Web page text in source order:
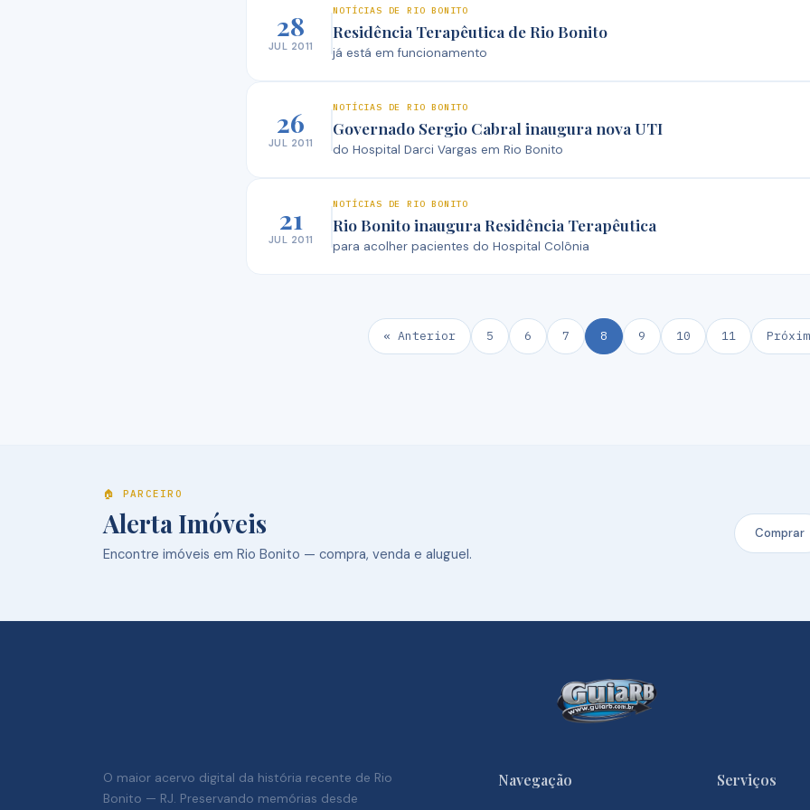
28
JUL 2011
NOTÍCIAS DE RIO BONITO
Residência Terapêutica de Rio Bonito
já está em funcionamento
26
JUL 2011
NOTÍCIAS DE RIO BONITO
Governado Sergio Cabral inaugura nova UTI
do Hospital Darci Vargas em Rio Bonito
21
JUL 2011
NOTÍCIAS DE RIO BONITO
Rio Bonito inaugura Residência Terapêutica
para acolher pacientes do Hospital Colônia
« Anterior 5 6 7 8 9 10 11
🏠 PARCEIRO
Alerta Imóveis
Encontre imóveis em Rio Bonito — compra, venda e aluguel.
Comprar
O maior acervo digital da história recente de Rio
Bonito — RJ. Preservando memórias desde
Navegação Serviços